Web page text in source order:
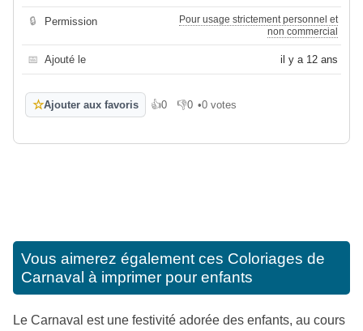
🔒 Permission
Pour usage strictement personnel et
non commercial
📅 Ajouté le il y a 12 ans
☆Ajouter aux favoris 👍0
J'aime 👎0
Je n'aime pas
•0 votes
Vous aimerez également ces Coloriages de
Carnaval à imprimer pour enfants
Le Carnaval est une festivité adorée des enfants, au cours